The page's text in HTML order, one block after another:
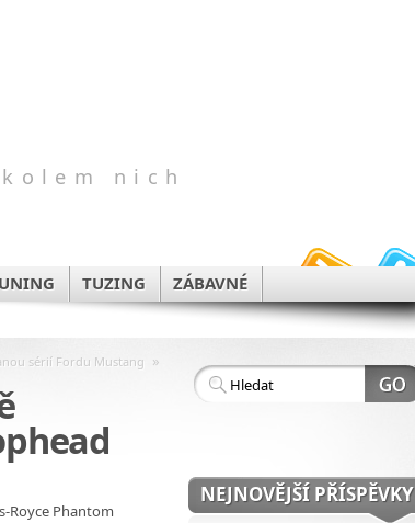
nich
TUZING ZÁBAVNÉ
sérií Fordu Mustang »
Royce Phantom
NEJNOVĚJŠÍ PŘÍSPĚVKY